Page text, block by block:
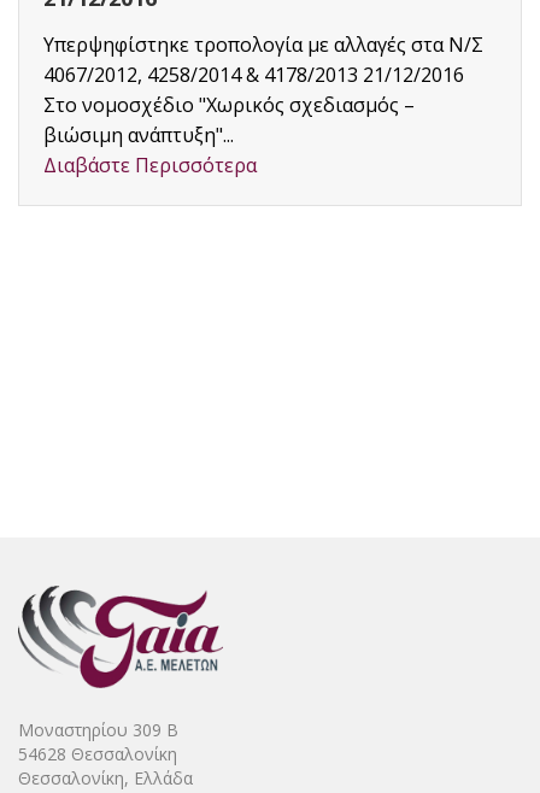
στις ρυθμίσεις για την τακτοποίηση αυθαιρέτων
ώστε να επιτευχθεί για πρώτη φορά μια
αξιόπιστη...
Διαβάστε Περισσότερα
Μοναστηρίου 309 Β
54628 Θεσσαλονίκη
Θεσσαλονίκη, Ελλάδα